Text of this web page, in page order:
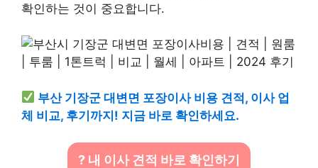
확인하는 것이 중요합니다.
부산 기장군 대변면 포장이사 비용 견적, 이사 업
체 비교, 후기까지! 지금 바로 확인하세요.
? 내 이사 견적 바로 확인하기